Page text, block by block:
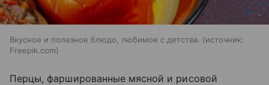
Вкусное и полезное блюдо, любимое с детства.
источник:
Freepik.com
Перцы, фаршированные мясной и рисовой